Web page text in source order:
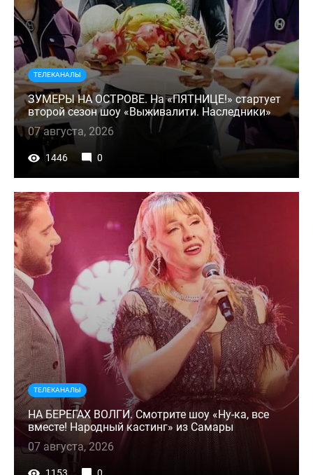
ТЕЛЕКАНАЛЫ
ЗУМЕРЫ НА ОСТРОВЕ. На «ПЯТНИЦЕ!» стартует
второй сезон шоу «Выживалити. Наследники»
07 августа, 2026
1446 0
ТЕЛЕКАНАЛЫ
НА БЕРЕГАХ ВОЛГИ. Смотрите шоу «Ну-ка, все
вместе! Народный кастинг» из Самары
07 августа, 2026